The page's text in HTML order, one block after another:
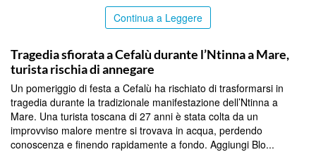
Continua a Leggere
Tragedia sfiorata a Cefalù durante l’Ntinna a Mare,
turista rischia di annegare
Un pomeriggio di festa a Cefalù ha rischiato di trasformarsi in
tragedia durante la tradizionale manifestazione dell’Ntinna a
Mare. Una turista toscana di 27 anni è stata colta da un
improvviso malore mentre si trovava in acqua, perdendo
conoscenza e finendo rapidamente a fondo. Aggiungi Blo...